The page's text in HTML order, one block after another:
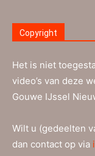
Copyright
Het is niet
video’s van deze
Gouwe IJssel
Wilt u (gedeelten
dan contact op via